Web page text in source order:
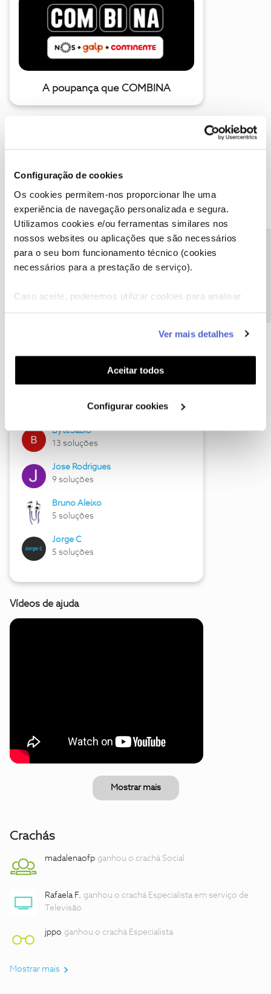
Configuração de cookies
Os cookies permitem-nos proporcionar lhe uma
experiência de navegação personalizada e segura.
Utilizamos cookies e/ou ferramentas similares nos
nossos websites ou aplicações que são necessários
para o seu bom funcionamento técnico (cookies
necessários para a prestação de serviço).
Caso aceite, poderemos utilizar cookies para analisar
funcionalidades (cookies de personalização e
funcionalidade) e adaptar anúncios aos seus interesses
(cookies de publicidade personalizada). Pode gerir a
utilização dos cookies clicando em "Configurar
Ver mais detalhes
Aceitar todos
Configurar cookies
A poupança que COMBINA
Descubra as novidades de julho
Hall of Fame de julho
17 soluções
ByteSábio
13 soluções
Jose Rodrigues
9 soluções
Bruno Aleixo
5 soluções
Jorge C
5 soluções
Vídeos de ajuda
Mostrar mais
Crachás
madalenaofp ganhou o crachá Social
Rafaela F. ganhou o crachá Especialista em serviço de
Televisão
jppo ganhou o crachá Especialista
Mostrar mais